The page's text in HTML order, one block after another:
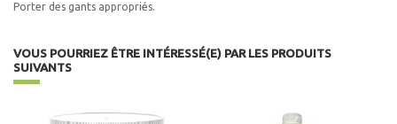
Porter des gants appropriés.
VOUS POURRIEZ ÊTRE INTÉRESSÉ(E) PAR LES PRODUITS
SUIVANTS